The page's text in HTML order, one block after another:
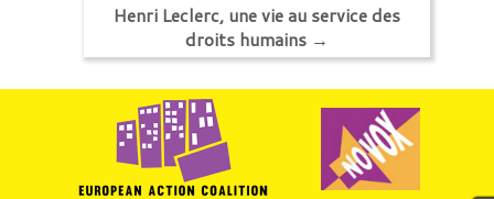
Henri Leclerc, une vie au service des
droits humains →